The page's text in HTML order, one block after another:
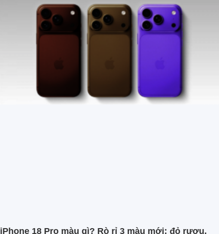
iPhone 18 Pro màu gì? Rò rỉ 3 màu mới: đỏ rượu,